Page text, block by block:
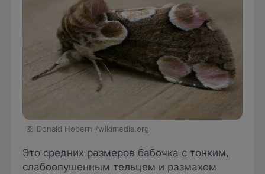
Donald Hobern /wikimedia.org
Это средних размеров бабочка с тонким,
слабоопушенным тельцем и размахом